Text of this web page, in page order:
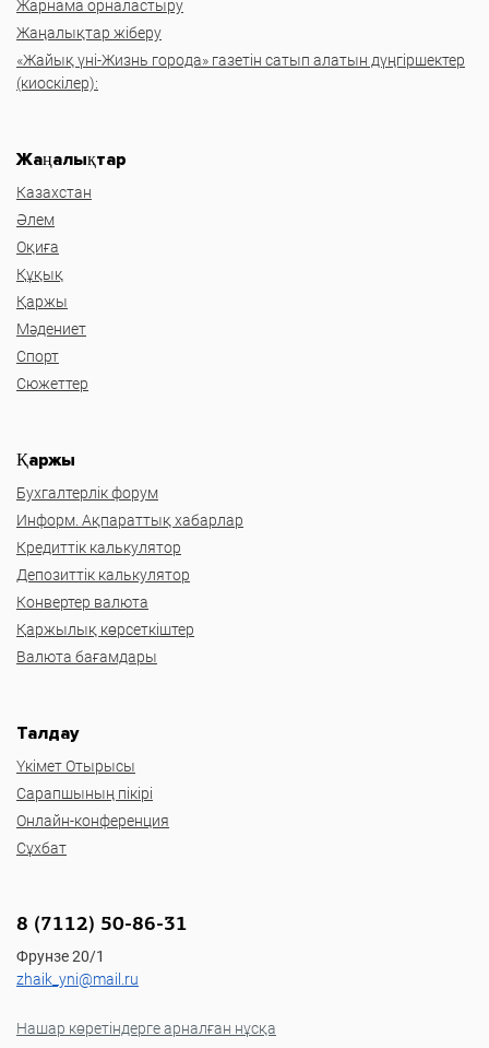
Жарнама орналастыру
Жаңалықтар жіберу
«Жайық үні-Жизнь города» газетін сатып алатын дүңгіршектер
(киоскілер):
Жаңалықтар
Казахстан
Әлем
Оқиға
Құқық
Қаржы
Мәдениет
Спорт
Сюжеттер
Қаржы
Бухгалтерлік форум
Информ. Ақпараттық хабарлар
Кредиттік калькулятор
Депозиттік калькулятор
Конвертер валюта
Қаржылық көрсеткіштер
Валюта бағамдары
Талдау
Үкімет Отырысы
Сарапшының пікірі
Онлайн-конференция
Сұхбат
8 (7112) 50-86-31
Фрунзе 20/1
zhaik_yni@mail.ru
Нашар көретіндерге арналған нұсқа